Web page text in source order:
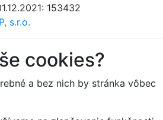
153432
s.r.o.
cookies?
a bez nich by stránka vôbec